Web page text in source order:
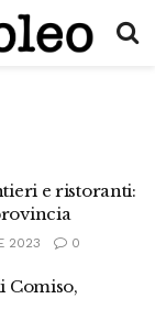
e ristoranti:
2023 0
Comiso,